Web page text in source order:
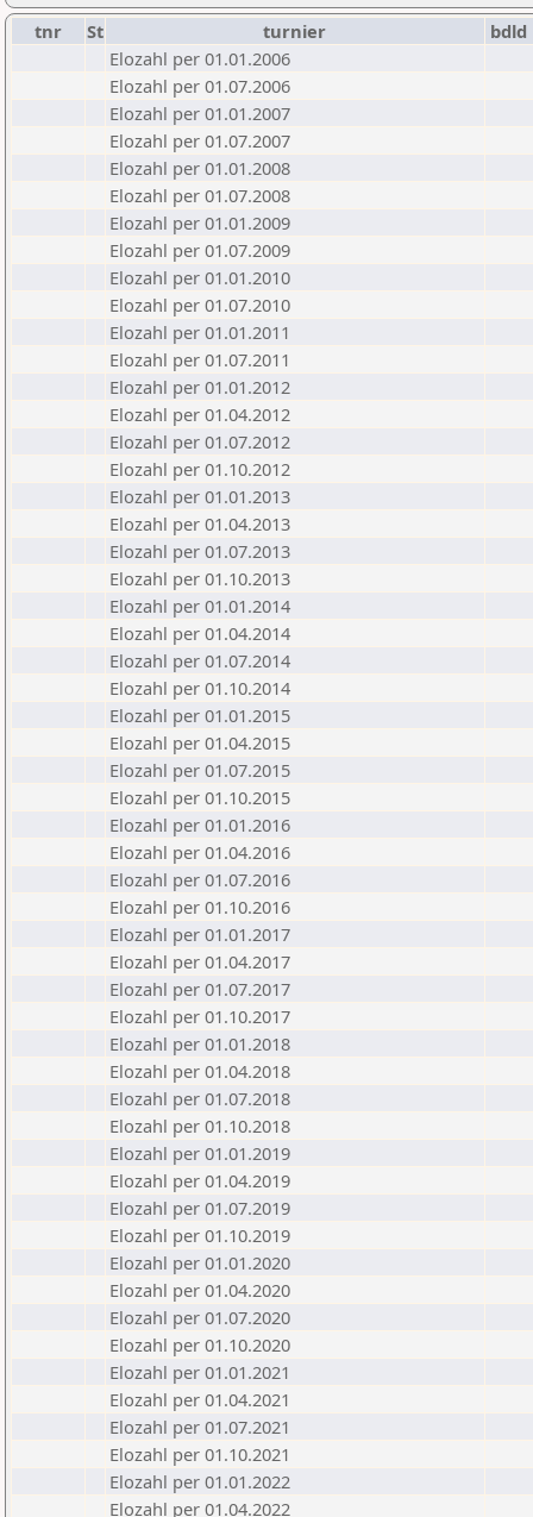
tnr St turnier
bdld
Elozahl per 01.01.2006
Elozahl per 01.07.2006
Elozahl per 01.01.2007
Elozahl per 01.07.2007
Elozahl per 01.01.2008
Elozahl per 01.07.2008
Elozahl per 01.01.2009
Elozahl per 01.07.2009
Elozahl per 01.01.2010
Elozahl per 01.07.2010
Elozahl per 01.01.2011
Elozahl per 01.07.2011
Elozahl per 01.01.2012
Elozahl per 01.04.2012
Elozahl per 01.07.2012
Elozahl per 01.10.2012
Elozahl per 01.01.2013
Elozahl per 01.04.2013
Elozahl per 01.07.2013
Elozahl per 01.10.2013
Elozahl per 01.01.2014
Elozahl per 01.04.2014
Elozahl per 01.07.2014
Elozahl per 01.10.2014
Elozahl per 01.01.2015
Elozahl per 01.04.2015
Elozahl per 01.07.2015
Elozahl per 01.10.2015
Elozahl per 01.01.2016
Elozahl per 01.04.2016
Elozahl per 01.07.2016
Elozahl per 01.10.2016
Elozahl per 01.01.2017
Elozahl per 01.04.2017
Elozahl per 01.07.2017
Elozahl per 01.10.2017
Elozahl per 01.01.2018
Elozahl per 01.04.2018
Elozahl per 01.07.2018
Elozahl per 01.10.2018
Elozahl per 01.01.2019
Elozahl per 01.04.2019
Elozahl per 01.07.2019
Elozahl per 01.10.2019
Elozahl per 01.01.2020
Elozahl per 01.04.2020
Elozahl per 01.07.2020
Elozahl per 01.10.2020
Elozahl per 01.01.2021
Elozahl per 01.04.2021
Elozahl per 01.07.2021
Elozahl per 01.10.2021
Elozahl per 01.01.2022
Elozahl per 01.04.2022